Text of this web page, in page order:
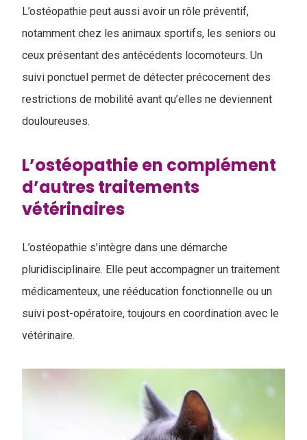
L’ostéopathie peut aussi avoir un rôle préventif,
notamment chez les animaux sportifs, les seniors ou
ceux présentant des antécédents locomoteurs. Un
suivi ponctuel permet de détecter précocement des
restrictions de mobilité avant qu’elles ne deviennent
douloureuses.
L’ostéopathie en complément
d’autres traitements
vétérinaires
L’ostéopathie s’intègre dans une démarche
pluridisciplinaire. Elle peut accompagner un traitement
médicamenteux, une rééducation fonctionnelle ou un
suivi post-opératoire, toujours en coordination avec le
vétérinaire.